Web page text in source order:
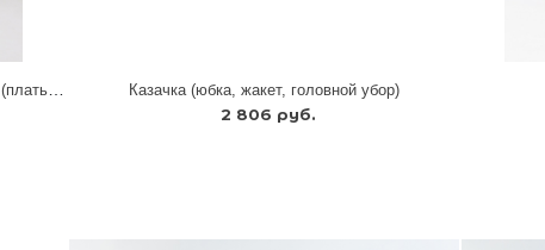
Марийский национальный костюм (девочка) (платье + фартук + головной убор)
Казачка (юбка, жакет, головной убор)
2 806 руб.